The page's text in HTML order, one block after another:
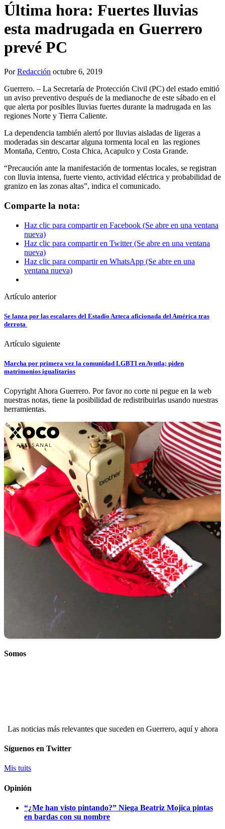
Última hora: Fuertes lluvias
esta madrugada en Guerrero
prevé PC
PorRedacción octubre 6, 2019
Guerrero. – La Secretaría de Protección Civil (PC) del estado emitió
un aviso preventivo después de la medianoche de este sábado en el
que alerta por posibles lluvias fuertes durante la madrugada en las
regiones Norte y Tierra Caliente.
La dependencia también alertó por lluvias aisladas de ligeras a
moderadas sin descartar alguna tormenta local en las regiones
Montaña, Centro, Costa Chica, Acapulco y Costa Grande.
“Precaución ante la manifestación de tormentas locales, se registran
con lluvia intensa, fuerte viento, actividad eléctrica y probabilidad de
granizo en las zonas altas”, indica el comunicado.
Comparte la nota:
Haz clic para compartir en Facebook (Se abre en una ventana
nueva)
Haz clic para compartir en Twitter (Se abre en una ventana
nueva)
Haz clic para compartir en WhatsApp (Se abre en una
ventana nueva)
Artículo anterior
Se lanza por las escalares del Estadio Azteca aficionada del América tras
derrota
Artículo siguiente
Marcha por primera vez la comunidad LGBTI en Ayutla; piden
matrimonios igualitarios
Copyright Ahora Guerrero. Por favor no corte ni pegue en la web
nuestras notas, tiene la posibilidad de redistribuirlas usando nuestras
herramientas.
Somos
Las noticias más relevantes que suceden en Guerrero, aquí y ahora
Síguenos en Twitter
Mis tuits
Opinión
“¿Me han visto pintando?” Niega Beatriz Mojica pintas
en bardas con su nombre